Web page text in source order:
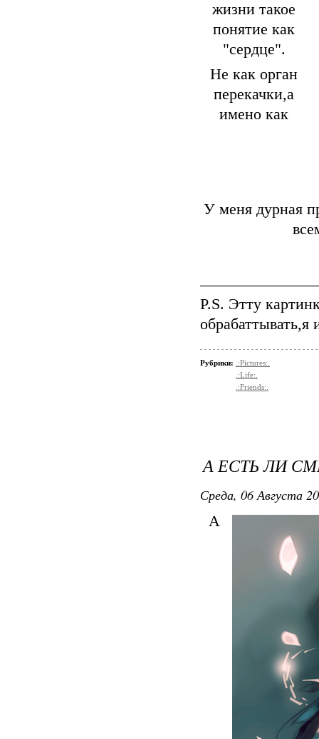
жизни такое
понятие как
"сердце".
Не как орган
перекачки,а
имено как
У меня дурная
P.S. Этту
обрабаттывать,я
Рубрики:
.:Pictures:.
.:Life:.
.:Friends:.
А ЕСТЬ ЛИ
Среда, 06 Августа
А